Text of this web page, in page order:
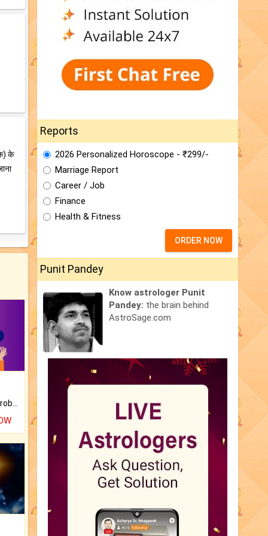
के
Reports
2026 Personalized Horoscope - ₹299/-
Marriage Report
Career / Job
Finance
Health & Fitness
ORDER NOW
Punit Pandey
Know astrologer Punit
Pandey: the brain behind
AstroSage.com